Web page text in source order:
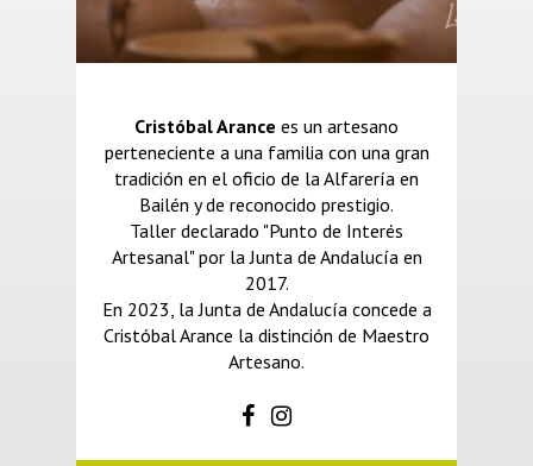
Cristóbal Arance es un artesano
perteneciente a una familia con una gran
tradición en el oficio de la Alfarería en
Bailén y de reconocido prestigio.
Taller declarado "Punto de Interés
Artesanal" por la Junta de Andalucía en
2017.
En 2023, la Junta de Andalucía concede a
Cristóbal Arance la distinción de Maestro
Artesano.